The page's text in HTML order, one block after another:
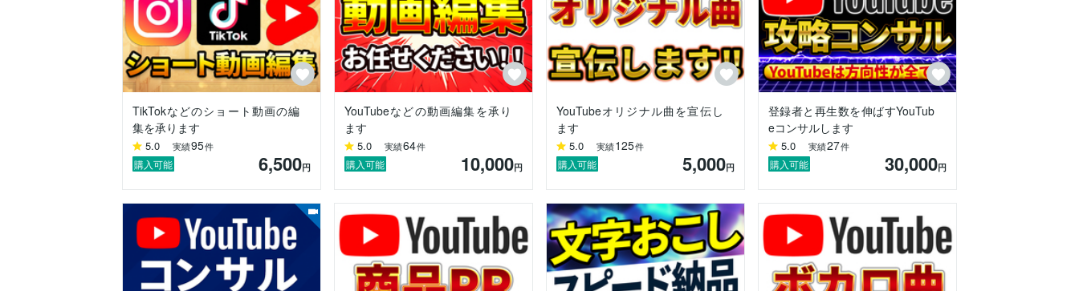
多ジャンルで チャンネル登録・再生数アップの実績 があります。
本質はどのジャンルでも同じ——「伸びる導線」を作ることです。
【ポリシー】
ココナラでご依頼いただいた方には、
“頼んでよかった”と思ってもらえる丁寧さとスピード感を大切にしています。
質問・相談だけでも大歓迎です！
お気軽にメッセージでご連絡ください。
TikTokなどのショート動画の編
集を承ります
5.0 実績95件
購入可能 6,500円
YouTubeなどの動画編集を承り
ます
5.0 実績64件
購入可能 10,000円
YouTubeオリジナル曲を宣伝し
ます
5.0 実績125件
購入可能 5,000円
登録者と再生数を伸ばすYouTub
eコンサルします
5.0 実績27件
購入可能 30,000円